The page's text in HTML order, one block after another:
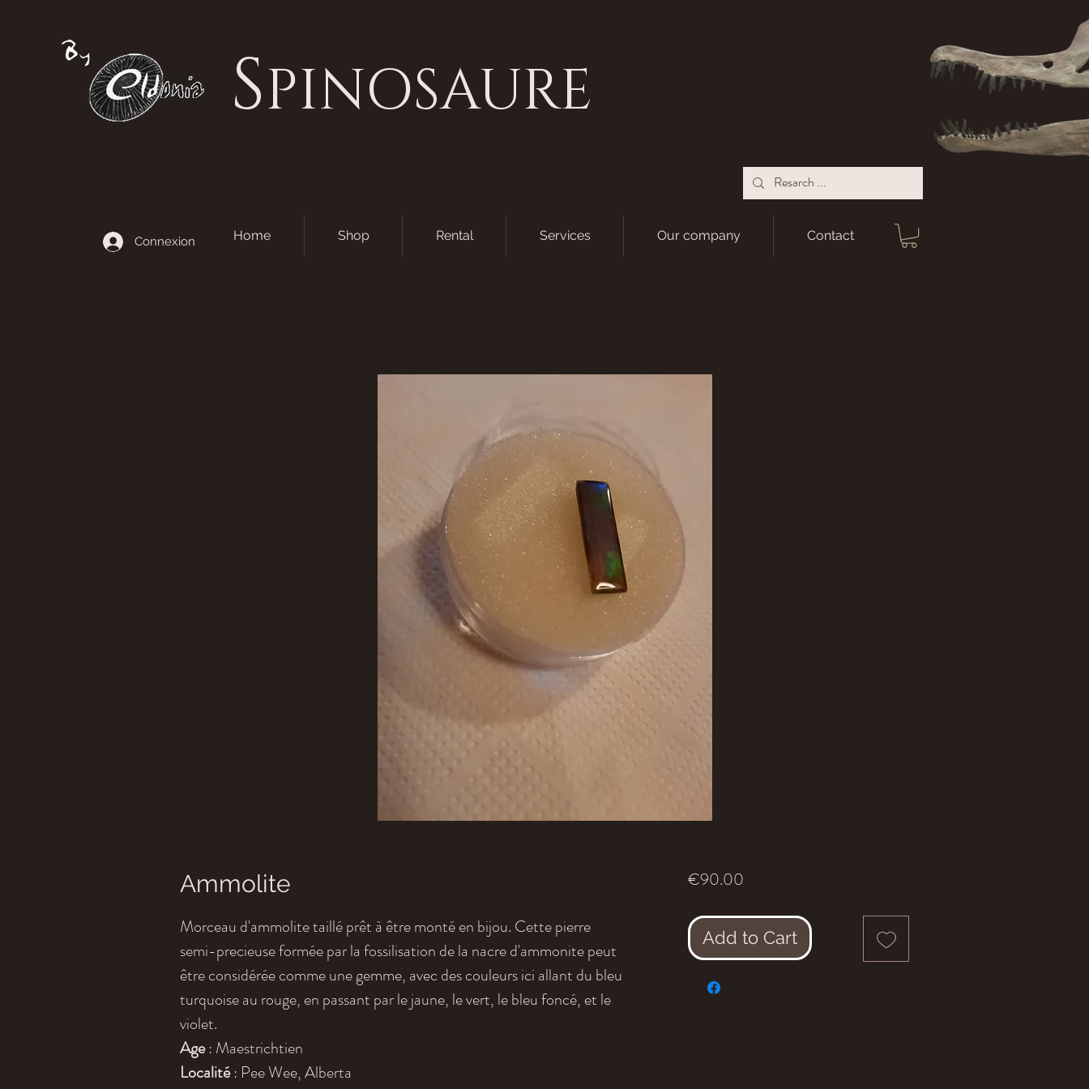
SPINOSAURE
Connexion Home Shop Rental Services Our company Contact
Ammolite
Morceau d'ammolite taillé prêt à être monté en bijou. Cette pierre
semi-precieuse formée par la fossilisation de la nacre d'ammonite peut
être considérée comme une gemme, avec des couleurs ici allant du bleu
turquoise au rouge, en passant par le jaune, le vert, le bleu foncé, et le
violet.
Age: Maestrichtien
Localité: Pee Wee, Alberta
€90.00Price
Add to Cart